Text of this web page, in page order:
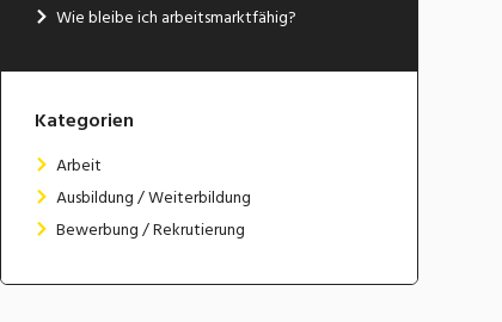
Wie bleibe ich arbeitsmarktfähig?
Kategorien
Arbeit
Ausbildung / Weiterbildung
Bewerbung / Rekrutierung